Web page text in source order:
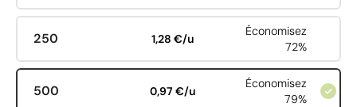
250 1,28 €/u
Économisez
72%
500 0,97 €/u
Économisez
79%